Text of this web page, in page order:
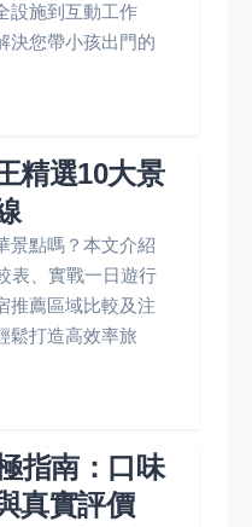
設施到互動工作
決您帶小孩出門的
精選10大景
景點嗎？本文介紹
表、實戰一日遊行
推薦區域比較及注
鬆打造高效率旅
指南：口味
真實評價